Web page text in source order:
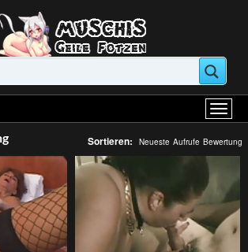
Sortieren: Neueste Aufrufe Bewertung